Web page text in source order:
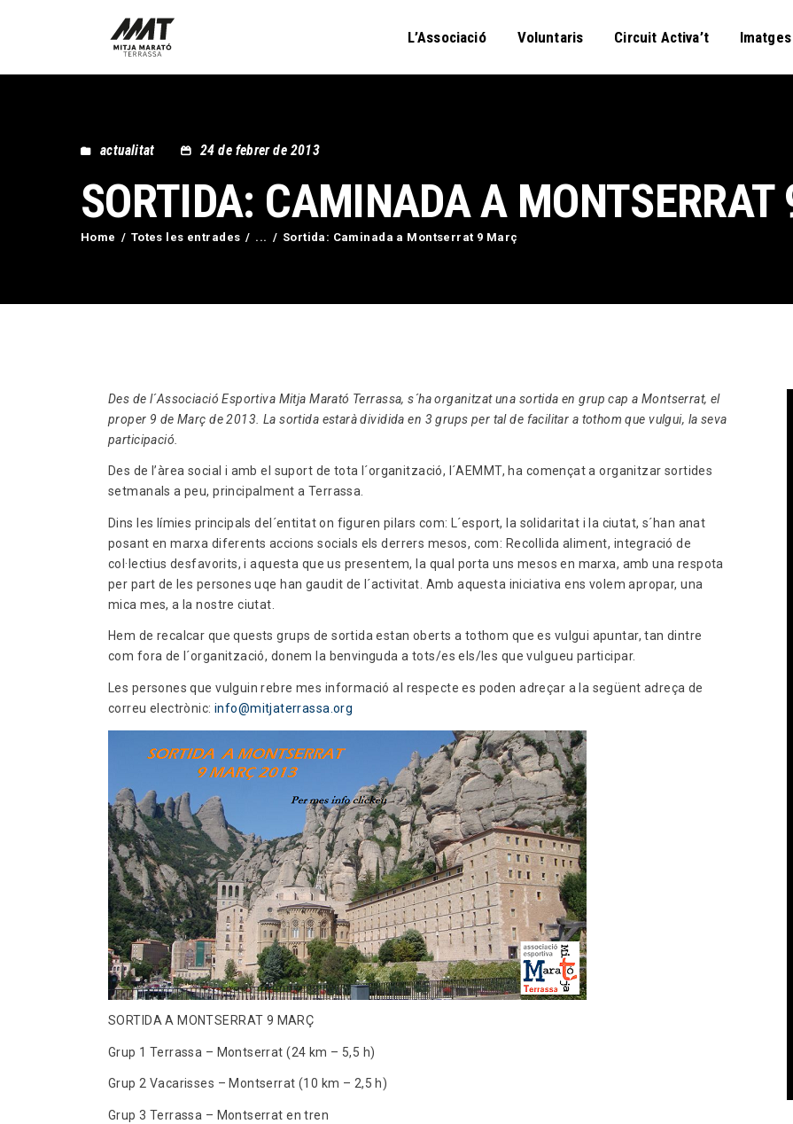
L’Associació Voluntaris Circuit Activa’t Imatges
actualitat 24 de febrer de 2013
SORTIDA: CAMINADA A MONTSERRAT
Home Totes les entrades ... Sortida: Caminada a Montserrat 9 Març
Blog
Contactar
Des de l´Associació Esportiva Mitja Marató Terrassa, s´ha organitzat una sortida en grup cap a Montserrat, el
proper 9 de Març de 2013. La sortida estarà dividida en 3 grups per tal de facilitar a tothom que vulgui, la seva
participació.
Des de l’àrea social i amb el suport de tota l´organització, l´AEMMT, ha començat a organitzar sortides
setmanals a peu, principalment a Terrassa.
Dins les límies principals del´entitat on figuren pilars com: L´esport, la solidaritat i la ciutat, s´han anat
posant en marxa diferents accions socials els derrers mesos, com: Recollida aliment, integració de
col·lectius desfavorits, i aquesta que us presentem, la qual porta uns mesos en marxa, amb una respota
per part de les persones uqe han gaudit de l´activitat. Amb aquesta iniciativa ens volem apropar, una
mica mes, a la nostre ciutat.
Hem de recalcar que quests grups de sortida estan oberts a tothom que es vulgui apuntar, tan dintre
com fora de l´organització, donem la benvinguda a tots/es els/les que vulgueu participar.
Les persones que vulguin rebre mes informació al respecte es poden adreçar a la següent adreça de
correu electrònic: info@mitjaterrassa.org
SORTIDA A MONTSERRAT 9 MARÇ
Grup 1 Terrassa – Montserrat (24 km – 5,5 h)
Grup 2 Vacarisses – Montserrat (10 km – 2,5 h)
Grup 3 Terrassa – Montserrat en tren